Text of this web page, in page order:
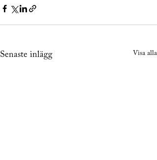
Senaste inlägg Visa alla